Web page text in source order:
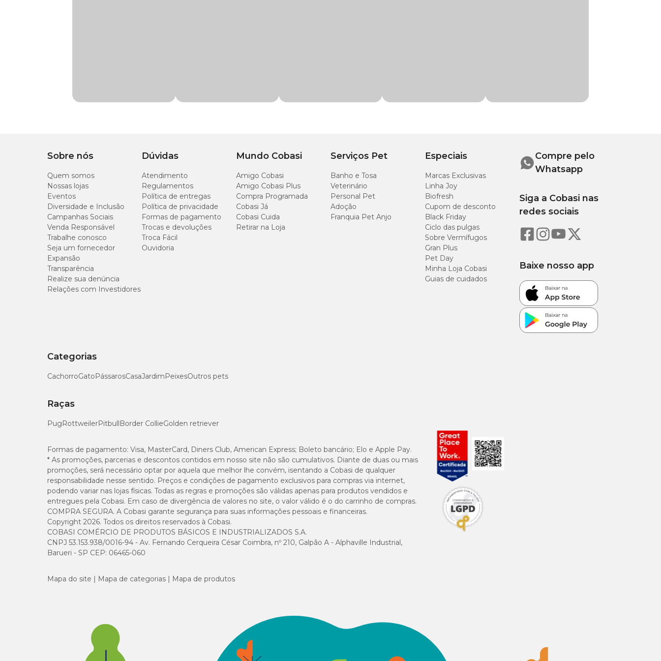
monóxido de manganês, manganês aminoácido quelato, sulfato de zinco, sulfato de cobalto), L-lisina, DL-metionina, corante, ferro quelatado, levedura
Sobre nós
Quem somos
Nossas lojas
Eventos
Diversidade e Inclusão
Campanhas Sociais
Venda Responsável
Trabalhe conosco
Seja um fornecedor
Expansão
Transparência
Realize sua denúncia
Relações com Investidores
Dúvidas
Atendimento
Regulamentos
Política de entregas
Política de privacidade
Formas de pagamento
Trocas e devoluções
Troca Fácil
Ouvidoria
Mundo Cobasi
Amigo Cobasi
Amigo Cobasi Plus
Compra Programada
Cobasi Já
Cobasi Cuida
Retirar na Loja
Serviços Pet
Banho e Tosa
Veterinário
Personal Pet
Adoção
Franquia Pet Anjo
Especiais
Marcas Exclusivas
Linha Joy
Biofresh
Cupom de desconto
Black Friday
Ciclo das pulgas
Sobre Vermífugos
Gran Plus
Pet Day
Minha Loja Cobasi
Guias de cuidados
Categorias
CachorroGatoPássarosCasaJardimPeixesOutros pets
Raças
PugRottweilerPitbullBorder CollieGolden retriever
Compre pelo
Whatsapp
Siga a Cobasi nas
redes sociais
Baixe nosso app
Formas de pagamento: Visa, MasterCard, Diners Club, American Express; Boleto bancário; Elo e Apple Pay.
* As promoções, parcerias e descontos contidos em nosso site não são cumulativos. Diante de duas ou mais
promoções, será necessário optar por aquela que melhor lhe convém, isentando a Cobasi de qualquer
responsabilidade nesse sentido. Preços e condições de pagamento exclusivos para compras via internet,
podendo variar nas lojas físicas. Todas as regras e promoções são válidas apenas para produtos vendidos e
entregues pela Cobasi. Em caso de divergência de valores no site, o valor válido é o do carrinho de compras.
COMPRA SEGURA. A Cobasi garante segurança para suas informações pessoais e financeiras.
Copyright 2026. Todos os direitos reservados à Cobasi.
COBASI COMÉRCIO DE PRODUTOS BÁSICOS E INDUSTRIALIZADOS S.A.
CNPJ 53.153.938/0016-94 - Av. Fernando Cerqueira César Coimbra, nº 210, Galpão A - Alphaville Industrial,
Barueri - SP CEP: 06465-060
Mapa do site Mapa de categorias Mapa de produtos